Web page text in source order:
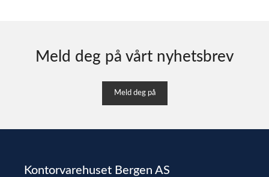
Meld deg på vårt nyhetsbrev
Meld deg på
Kontorvarehuset Bergen AS